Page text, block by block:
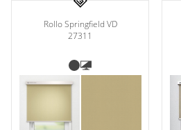
Rollo Springfield VD
27311